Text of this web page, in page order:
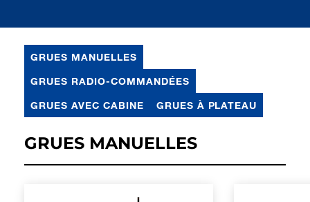
GRUES MANUELLES
GRUES RADIO-COMMANDÉES
GRUES AVEC CABINE GRUES À PLATEAU
GRUES MANUELLES